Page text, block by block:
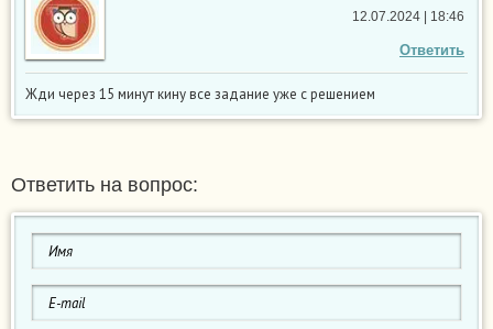
Ответить
12.07.2024 | 18:46
Жди через 15 минут кину все задание уже с решением
Ответить на вопрос: